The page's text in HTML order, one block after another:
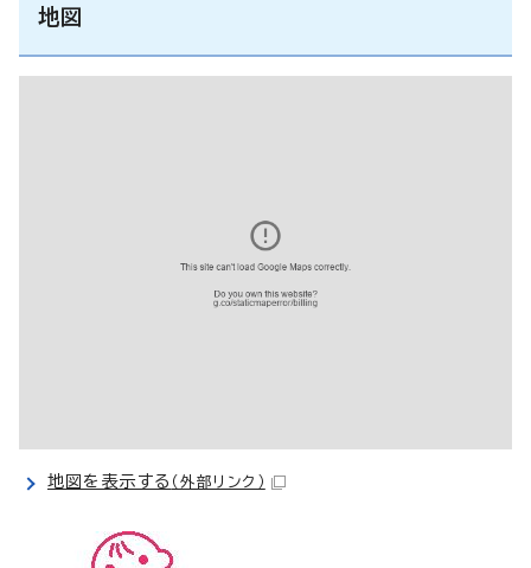
地図
地図を表示する （外部リンク）